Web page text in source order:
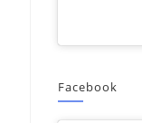
Facebook